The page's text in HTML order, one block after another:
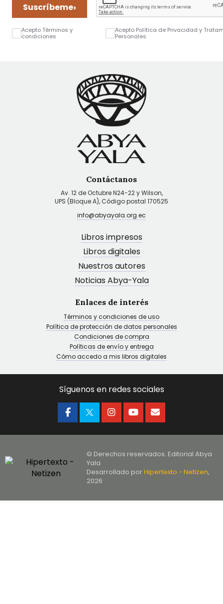
Suscríbeme›
Acepto Términos y
condiciones
Acepto Política de Privacidad y
Personales
Contáctanos
Av. 12 de Octubre N24-22 y Wilson,
UPS (Bloque A), Código postal 170525
info@abyayala.org.ec
Libros impresos
Libros digitales
Nuestros autores
Noticias Abya-Yala
Enlaces de interés
Términos y condiciones de uso
Política de protección de datos personales
Condiciones de compra
Políticas de envío y entrega
Cómo accedo a mis libros digitales
Síguenos en redes sociales
© Derechos reservados. Editorial Abya
Yala
Desarrollado porHipertexto - Netizen,
2026